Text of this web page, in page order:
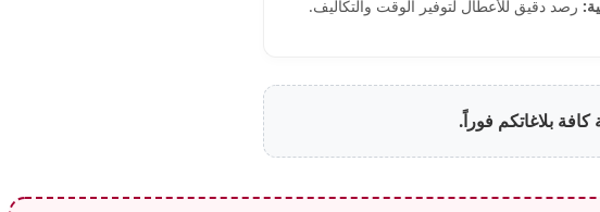
رصد دقيق للأعطال لتوفير الوقت والتكاليف.
كافة بلاغاتكم فوراً.